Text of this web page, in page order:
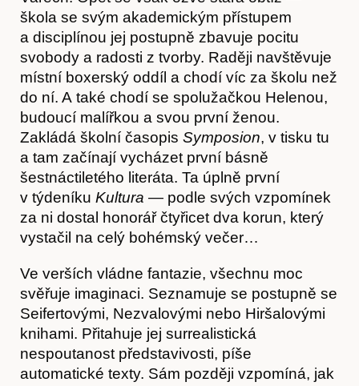
Předplatné
škola se svým akademickým přístupem
a disciplínou jej postupně zbavuje pocitu
svobody a radosti z tvorby. Raději navštěvuje
místní boxerský oddíl a chodí víc za školu než
do ní. A také chodí se spolužačkou Helenou,
budoucí malířkou a svou první ženou.
Zakládá školní časopis Symposion, v tisku tu
a tam začínají vycházet první básně
šestnáctiletého literáta. Ta úplně první
v týdeníku Kultura — podle svých vzpomínek
za ni dostal honorář čtyřicet dva korun, který
vystačil na celý bohémský večer…
Ve verších vládne fantazie, všechnu moc
svěřuje imaginaci. Seznamuje se postupně se
Seifertovými, Nezvalovými nebo Hiršalovými
knihami. Přitahuje jej surrealistická
nespoutanost představivosti, píše
automatické texty. Sám později vzpomíná, jak